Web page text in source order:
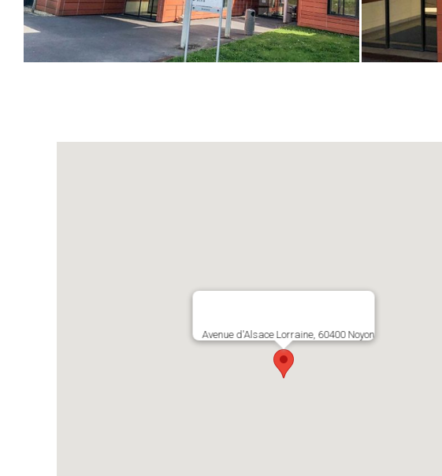
Avenue d'Alsace Lorraine, 60400 Noyon